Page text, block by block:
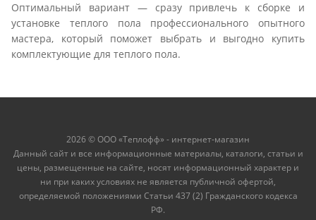
Оптимальный вариант — сразу привлечь к сборке и
установке теплого пола профессионального опытного
мастера, который поможет выбрать и выгодно купить
комплектующие для теплого пола.
2026 © ООО «Теплофф» - интернет-магазин
Данный сайт и все информационные материалы, каталоги, статьи и
цены, размещенные на сайте, носят информационный характер и
ни при каких условиях не является публичной офертой,
определяемой положениями Статьи 437 (2) Гражданского кодекса
РФ.